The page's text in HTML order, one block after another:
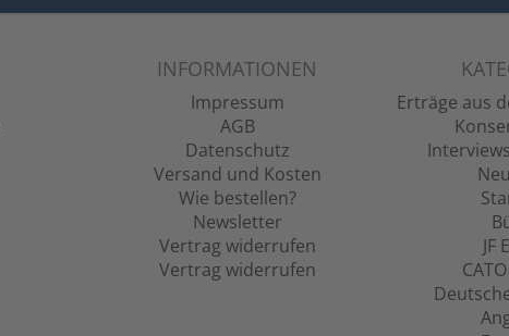
INFORMATIONEN
Impressum
AGB
Datenschutz
Versand und Kosten
Wie bestellen?
Newsletter
Vertrag widerrufen
Vertrag widerrufen
Erträge aus
JF